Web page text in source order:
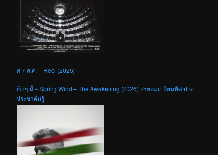
ศ 7 ส.ค. – Heel (2025)
เร็วๆ นี้ – Spring Wind – The Awakening (2026) สายลมเปลี่ยนทิศ ปวง
ประชาตื่นรู้